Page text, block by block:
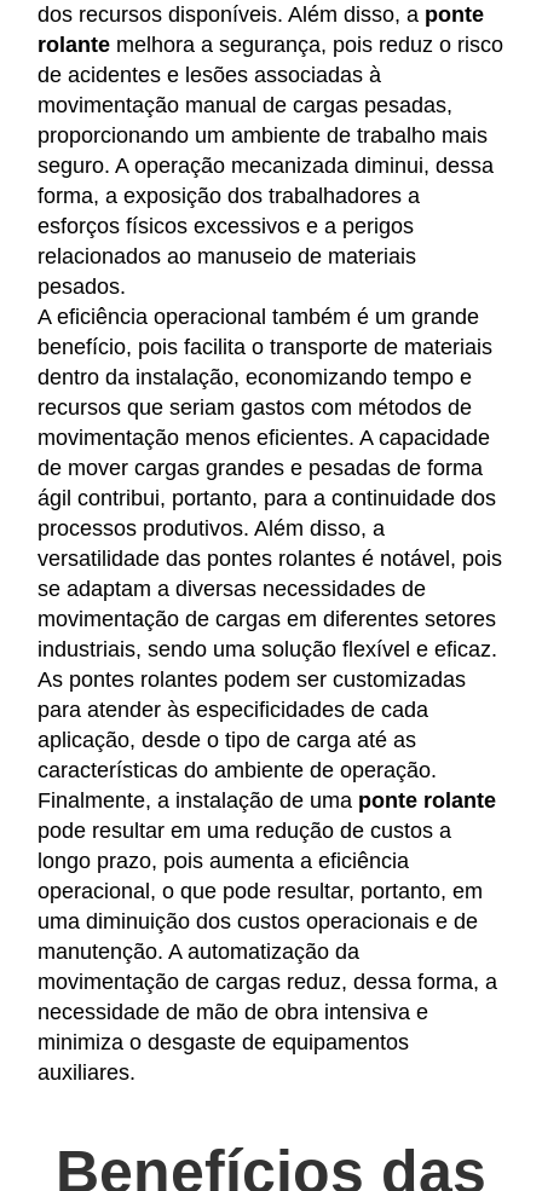
dos recursos disponíveis. Além disso, a ponte
rolante melhora a segurança, pois reduz o risco
de acidentes e lesões associadas à
movimentação manual de cargas pesadas,
proporcionando um ambiente de trabalho mais
seguro. A operação mecanizada diminui, dessa
forma, a exposição dos trabalhadores a
esforços físicos excessivos e a perigos
relacionados ao manuseio de materiais
pesados.
A eficiência operacional também é um grande
benefício, pois facilita o transporte de materiais
dentro da instalação, economizando tempo e
recursos que seriam gastos com métodos de
movimentação menos eficientes. A capacidade
de mover cargas grandes e pesadas de forma
ágil contribui, portanto, para a continuidade dos
processos produtivos. Além disso, a
versatilidade das pontes rolantes é notável, pois
se adaptam a diversas necessidades de
movimentação de cargas em diferentes setores
industriais, sendo uma solução flexível e eficaz.
As pontes rolantes podem ser customizadas
para atender às especificidades de cada
aplicação, desde o tipo de carga até as
características do ambiente de operação.
Finalmente, a instalação de uma ponte rolante
pode resultar em uma redução de custos a
longo prazo, pois aumenta a eficiência
operacional, o que pode resultar, portanto, em
uma diminuição dos custos operacionais e de
manutenção. A automatização da
movimentação de cargas reduz, dessa forma, a
necessidade de mão de obra intensiva e
minimiza o desgaste de equipamentos
auxiliares.
Benefícios das